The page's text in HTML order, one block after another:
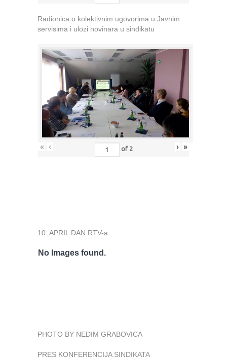
Radionica o kolektivnim ugovorima u Javnim
servisima i ulozi novinara u sindikatu
« ‹ of 2 › »
10. APRIL DAN RTV-a
No Images found.
PHOTO BY NEDIM GRABOVICA
PRES KONFERENCIJA SINDIKATA